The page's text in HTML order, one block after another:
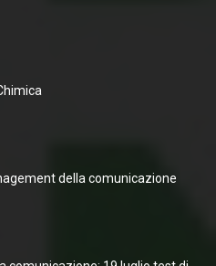
della comunicazione